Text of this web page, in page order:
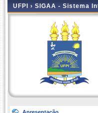
UFPI › SIGAA - Sistema